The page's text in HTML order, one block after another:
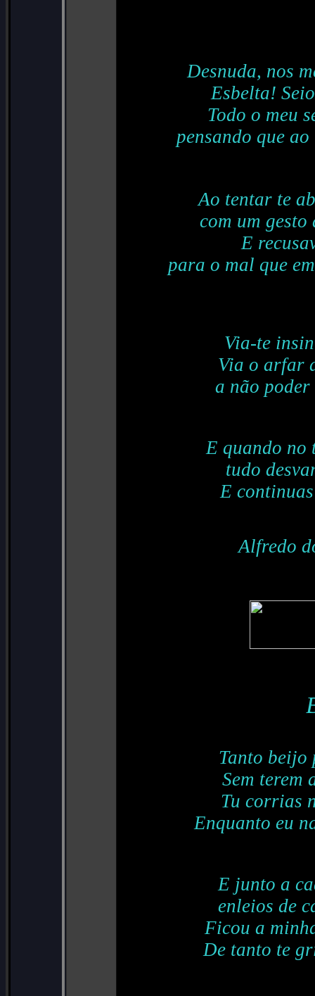
Desnuda, nos
Esbelta!
Todo o meu
pensando que
Ao tentar te
com um
E
para o mal que
Via-te
Via o arfar
a não
E quando no
tudo
E
Alfredo
Tanto beijo
Sem terem
Tu corrias
Enquanto eu
E junto a
enleios de
Ficou a
De tanto te